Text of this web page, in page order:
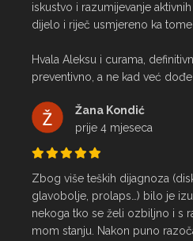
iskustvo i razumijevanje
dijelo i riječ usmjereno ka
Hvala Aleksu i curama,
preventivno, a ne kad već
Žana Kondić
prije 4 mjeseca
Zbog više teških dijagnoza
glavobolje, prolaps…) bilo je
nekoga tko se želi ozbiljno i s
mom stanju. Nakon puno